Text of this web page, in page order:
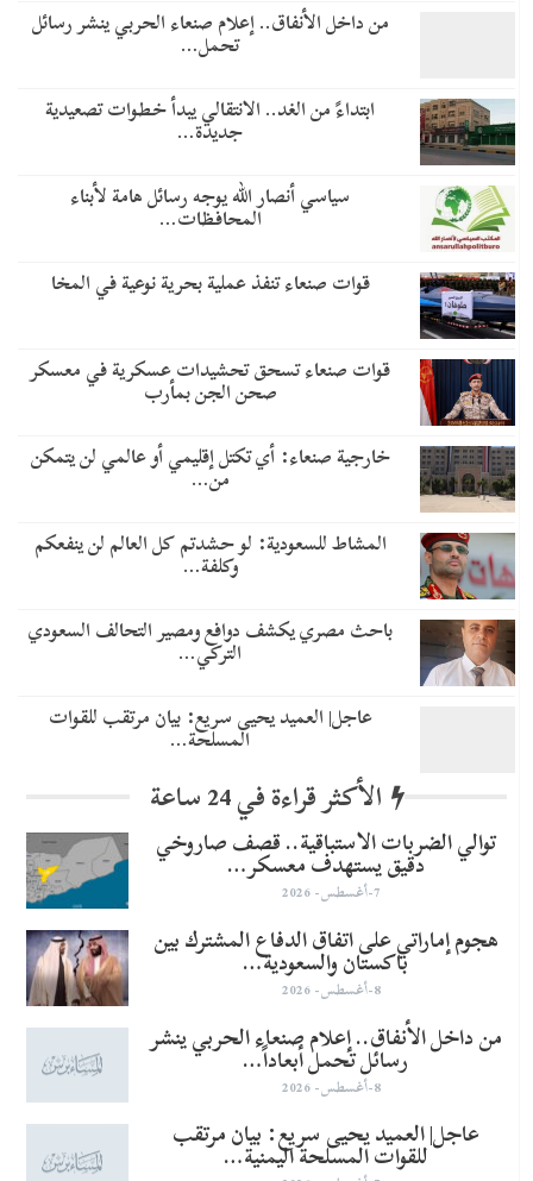
من داخل الأنفاق.. إعلام صنعاء الحربي ينشر رسائل
تحمل…
​ابتداءً من الغد.. الانتقالي يبدأ خطوات تصعيدية
جديدة…
سياسي أنصار الله يوجه رسائل هامة لأبناء
المحافظات…
قوات صنعاء تنفذ عملية بحرية نوعية في المخا
قوات صنعاء تسحق تحشيدات عسكرية في معسكر
صحن الجن بمأرب
خارجية صنعاء: أي تكتل إقليمي أو عالمي لن يتمكن
من…
المشاط للسعودية: لو حشدتم كل العالم لن ينفعكم
وكلفة…
باحث مصري يكشف دوافع ومصير التحالف السعودي
التركي…
عاجل| العميد يحيى سريع: بيان مرتقب للقوات
المسلحة…
الأكثر قراءة في 24 ساعة
توالي الضربات الاستباقية.. قصف صاروخي
دقيق يستهدف معسكر…
7-أغسطس- 2026
هجوم إماراتي على اتفاق الدفاع المشترك بين
باكستان والسعودية…
8-أغسطس- 2026
من داخل الأنفاق.. إعلام صنعاء الحربي ينشر
رسائل تحمل أبعاداً…
8-أغسطس- 2026
عاجل| العميد يحيى سريع: بيان مرتقب
للقوات المسلحة اليمنية…